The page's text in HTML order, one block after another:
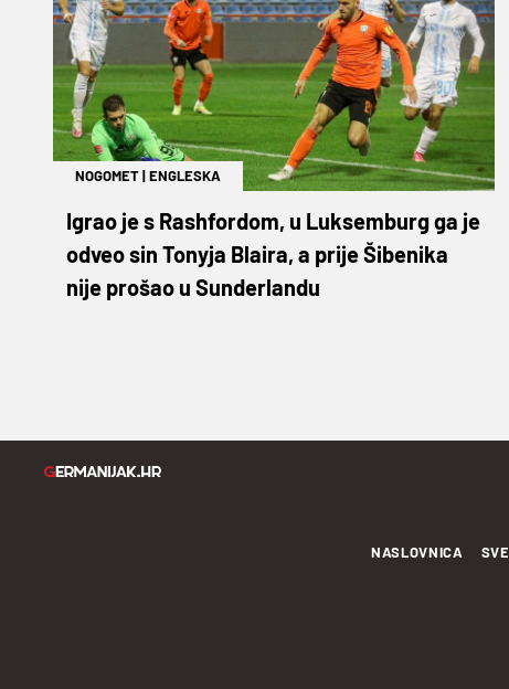
NOGOMET|ENGLESKA
Igrao je s Rashfordom, u Luksemburg ga je
odveo sin Tonyja Blaira, a prije Šibenika
nije prošao u Sunderlandu
NASLOVNICA